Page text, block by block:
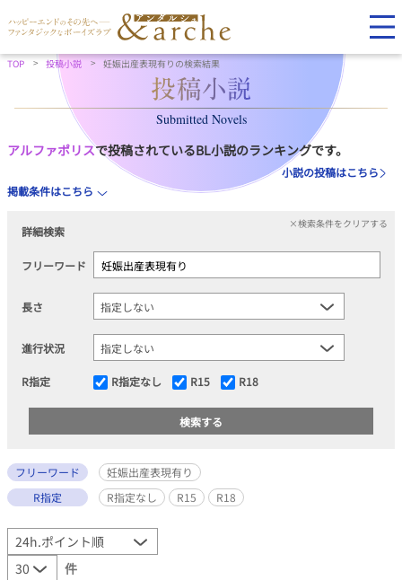
TOP 投稿小説 妊娠出産表現有りの検索結果
Submitted Novels
アルファポリスで投稿されているBL小説のランキングです。
小説の投稿はこちら
掲載条件はこちら
詳細検索
×検索条件をクリアする
フリーワード
長さ
進行状況
R指定 R指定なし R15 R18
フリーワード
妊娠出産表現有り
R指定
R指定なし R15 R18
件